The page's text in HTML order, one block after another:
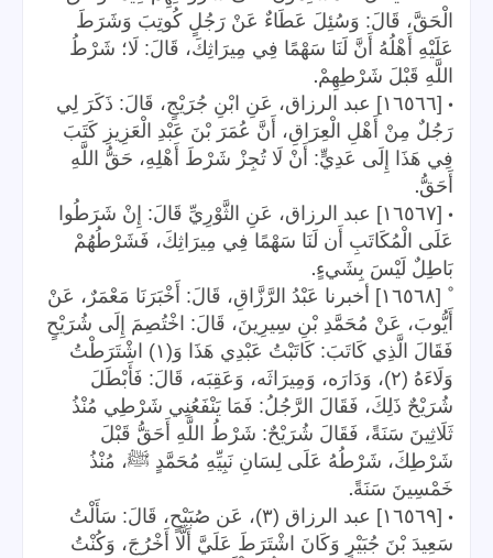
الْحَقَّ، قَالَ: وَسُئِلَ عَطَاءٌ عَنْ رَجُلٍ كُوتِبَ وَشَرَطَ
عَلَيْهِ أَهْلُهُ أَنَّ لَنَا سَهْمًا فِي مِيرَاثِكَ، قَالَ: لَا؛ شَرْطُ
اللَّهِ قَبْلَ شَرْطِهِمْ.
•
[١٦٥٦٦] عبد الرزاق، عَنِ ابْنِ جُرَيْجٍ، قَالَ: ذَكَرَ لِي
رَجُلٌ مِنْ أَهْلِ الْعِرَاقِ، أَنَّ عُمَرَ بْنَ عَبْدِ الْعَزِيزِ كَتَبَ
فِي هَذَا إِلَى عَدِيٍّ: أَنْ لَا تُجِزْ شَرْطَ أَهْلِهِ، حَقُّ اللَّهِ
أَحَقُّ.
•
[١٦٥٦٧] عبد الرزاق، عَنِ الثَّوْرِيِّ قَالَ: إِنْ شَرَطُوا
عَلَى الْمُكَاتَبِ أَن لَنَا سَهْمًا فِي مِيرَاثِكَ، فَشَرْطُهُمْ
بَاطِلٌ لَيْسَ بِشَيءٍ.
°
[١٦٥٦٨] أخبرنا عَبْدُ الرَّزَّاقِ، قَالَ: أَخْبَرَنَا مَعْمَرٌ، عَنْ
أَيُّوبَ، عَنْ مُحَمَّدِ بْنِ سِيرِينَ، قَالَ: اخْتُصِمَ إِلَى شُرَيْحٍ
فَقَالَ الَّذِي كَاتَبَ: كَاتَبْتُ عَبْدِي هَذَا وَ(١) اشْتَرَطْتُ
وَلَاءَهُ (٢)، وَدَارَه، وَمِيرَاثَه، وَعَقِبَه، قَالَ: فَأَبْطَلَ
شُرَيْحٌ ذَلِكَ، فَقَالَ الرَّجُلُ: فَمَا يَنْفَعُنِي شَرْطِي مُنْذُ
ثَلَاثِينَ سَنَةً، فَقَالَ شُرَيْحٌ: شَرْطُ اللَّهِ أَحَقُّ قَبْلَ
شَرْطِكَ، شَرْطُهُ عَلَى لِسَانِ نَبِيِّهِ مُحَمَّدٍ ﷺ، مُنْذُ
خَمْسِينَ سَنَةً.
•
[١٦٥٦٩] عبد الرزاق (٣)، عَن صُبَيْحٍ، قَالَ: سَأَلْتُ
سَعِيدَ بْنَ جُبَيْرٍ وَكَانَ اشْتَرَطَ عَلَيَّ أَلَّا أَخْرُجَ، وَكُنْتُ